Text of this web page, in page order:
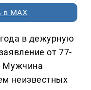
в MAX
в дежурную
от 77-
Мужчина
неизвестных